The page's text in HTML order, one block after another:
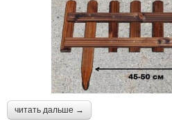
читать дальше →